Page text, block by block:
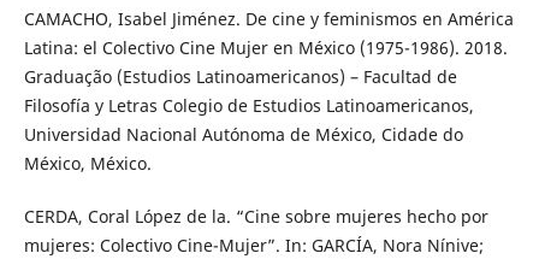
CAMACHO, Isabel Jiménez. De cine y feminismos en América
Latina: el Colectivo Cine Mujer en México (1975-1986). 2018.
Graduação (Estudios Latinoamericanos) – Facultad de
Filosofía y Letras Colegio de Estudios Latinoamericanos,
Universidad Nacional Autónoma de México, Cidade do
México, México.
CERDA, Coral López de la. “Cine sobre mujeres hecho por
mujeres: Colectivo Cine-Mujer”. In: GARCÍA, Nora Nínive;